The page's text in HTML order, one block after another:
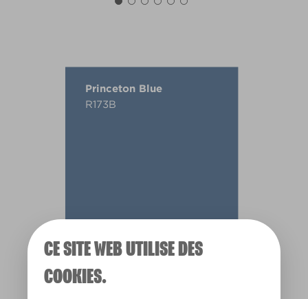
CE SITE WEB UTILISE DES
COOKIES.
Princeton Blue
R173B